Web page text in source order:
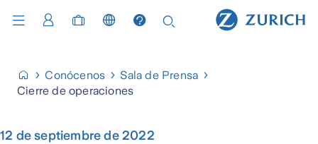
Conócenos
Sala de Prensa
Cierre de operaciones
12 de septiembre de 2022